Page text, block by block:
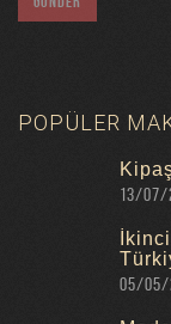
POPÜLER
13/07/
05/05/